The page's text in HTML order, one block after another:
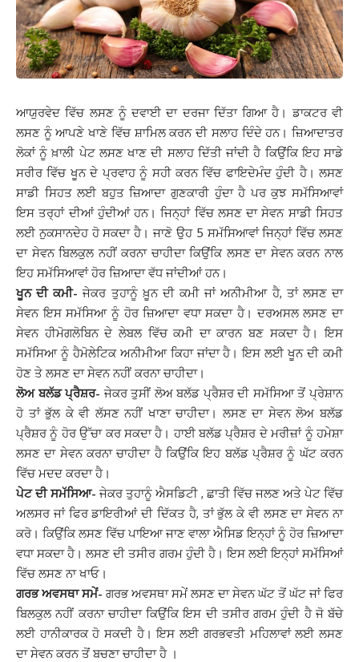
ਆਯੁਰਵੇਦ ਵਿੱਚ ਲਸਣ ਨੂੰ ਦਵਾਈ ਦਾ ਦਰਜਾ ਦਿੱਤਾ ਗਿਆ ਹੈ। ਡਾਕਟਰ ਵੀ
ਲਸਣ ਨੂੰ ਆਪਣੇ ਖਾਣੇ ਵਿੱਚ ਸ਼ਾਮਿਲ ਕਰਨ ਦੀ ਸਲਾਹ ਦਿੰਦੇ ਹਨ। ਜ਼ਿਆਦਾਤਰ
ਲੋਕਾਂ ਨੂੰ ਖ਼ਾਲੀ ਪੇਟ ਲਸਣ ਖਾਣ ਦੀ ਸਲਾਹ ਦਿੱਤੀ ਜਾਂਦੀ ਹੈ ਕਿਉਂਕਿ ਇਹ ਸਾਡੇ
ਸਰੀਰ ਵਿੱਚ ਖੂਨ ਦੇ ਪ੍ਰਵਾਹ ਨੂੰ ਸਹੀ ਕਰਨ ਵਿੱਚ ਫਾਇਦੇਮੰਦ ਹੁੰਦੀ ਹੈ। ਲਸਣ
ਸਾਡੀ ਸਿਹਤ ਲਈ ਬਹੁਤ ਜ਼ਿਆਦਾ ਗੁਣਕਾਰੀ ਹੁੰਦਾ ਹੈ ਪਰ ਕੁਝ ਸਮੱਸਿਆਵਾਂ
ਇਸ ਤਰ੍ਹਾਂ ਦੀਆਂ ਹੁੰਦੀਆਂ ਹਨ। ਜਿਨ੍ਹਾਂ ਵਿੱਚ ਲਸਣ ਦਾ ਸੇਵਨ ਸਾਡੀ ਸਿਹਤ
ਲਈ ਨੁਕਸਾਨਦੇਹ ਹੋ ਸਕਦਾ ਹੈ। ਜਾਣੋ ਉਹ 5 ਸਮੱਸਿਆਵਾਂ ਜਿਨ੍ਹਾਂ ਵਿੱਚ ਲਸਣ
ਦਾ ਸੇਵਨ ਬਿਲਕੁਲ ਨਹੀਂ ਕਰਨਾ ਚਾਹੀਦਾ ਕਿਉਂਕਿ ਲਸਣ ਦਾ ਸੇਵਨ ਕਰਨ ਨਾਲ
ਇਹ ਸਮੱਸਿਆਵਾਂ ਹੋਰ ਜ਼ਿਆਦਾ ਵੱਧ ਜਾਂਦੀਆਂ ਹਨ।
ਖੂਨ ਦੀ ਕਮੀ- ਜੇਕਰ ਤੁਹਾਨੂੰ ਖ਼ੂਨ ਦੀ ਕਮੀ ਜਾਂ ਅਨੀਮੀਆ ਹੈ, ਤਾਂ ਲਸਣ ਦਾ
ਸੇਵਨ ਇਸ ਸਮੱਸਿਆ ਨੂੰ ਹੋਰ ਜ਼ਿਆਦਾ ਵਧਾ ਸਕਦਾ ਹੈ। ਦਰਅਸਲ ਲਸਣ ਦਾ
ਸੇਵਨ ਹੀਮੋਗਲੋਬਿਨ ਦੇ ਲੇਬਲ ਵਿੱਚ ਕਮੀ ਦਾ ਕਾਰਨ ਬਣ ਸਕਦਾ ਹੈ। ਇਸ
ਸਮੱਸਿਆ ਨੂੰ ਹੈਮੋਲੇਟਿਕ ਅਨੀਮੀਆ ਕਿਹਾ ਜਾਂਦਾ ਹੈ। ਇਸ ਲਈ ਖੂਨ ਦੀ ਕਮੀ
ਹੋਣ ਤੇ ਲਸਣ ਦਾ ਸੇਵਨ ਨਹੀਂ ਕਰਨਾ ਚਾਹੀਦਾ।
ਲੋਅ ਬਲੱਡ ਪ੍ਰੈਸ਼ਰ- ਜੇਕਰ ਤੁਸੀਂ ਲੋਅ ਬਲੱਡ ਪ੍ਰੈਸ਼ਰ ਦੀ ਸਮੱਸਿਆ ਤੋਂ ਪ੍ਰੇਸ਼ਾਨ
ਹੋ ਤਾਂ ਭੁੱਲ ਕੇ ਵੀ ਲੱਸਣ ਨਹੀਂ ਖਾਣਾ ਚਾਹੀਦਾ। ਲਸਣ ਦਾ ਸੇਵਨ ਲੋਅ ਬਲੱਡ
ਪ੍ਰੈਸ਼ਰ ਨੂੰ ਹੋਰ ਉੱਚਾ ਕਰ ਸਕਦਾ ਹੈ। ਹਾਈ ਬਲੱਡ ਪ੍ਰੈਸ਼ਰ ਦੇ ਮਰੀਜ਼ਾਂ ਨੂੰ ਹਮੇਸ਼ਾ
ਲਸਣ ਦਾ ਸੇਵਨ ਕਰਨਾ ਚਾਹੀਦਾ ਹੈ ਕਿਉਂਕਿ ਇਹ ਬਲੱਡ ਪ੍ਰੈਸ਼ਰ ਨੂੰ ਘੱਟ ਕਰਨ
ਵਿੱਚ ਮਦਦ ਕਰਦਾ ਹੈ।
ਪੇਟ ਦੀ ਸਮੱਸਿਆ- ਜੇਕਰ ਤੁਹਾਨੂੰ ਐਸਡਿਟੀ , ਛਾਤੀ ਵਿੱਚ ਜਲਣ ਅਤੇ ਪੇਟ ਵਿੱਚ
ਅਲਸਰ ਜਾਂ ਫਿਰ ਡਾਇਰੀਆਂ ਦੀ ਦਿੱਕਤ ਹੈ, ਤਾਂ ਭੁੱਲ ਕੇ ਵੀ ਲਸਣ ਦਾ ਸੇਵਨ ਨਾ
ਕਰੋ। ਕਿਉਂਕਿ ਲਸਣ ਵਿੱਚ ਪਾਇਆ ਜਾਣ ਵਾਲਾ ਐਸਿਡ ਇਨ੍ਹਾਂ ਨੂੰ ਹੋਰ ਜ਼ਿਆਦਾ
ਵਧਾ ਸਕਦਾ ਹੈ। ਲਸਣ ਦੀ ਤਸੀਰ ਗਰਮ ਹੁੰਦੀ ਹੈ। ਇਸ ਲਈ ਇਨ੍ਹਾਂ ਸਮੱਸਿਆਂ
ਵਿੱਚ ਲਸਣ ਨਾ ਖਾਓ।
ਗਰਭ ਅਵਸਥਾ ਸਮੇਂ- ਗਰਭ ਅਵਸਥਾ ਸਮੇਂ ਲਸਣ ਦਾ ਸੇਵਨ ਘੱਟ ਤੋਂ ਘੱਟ ਜਾਂ ਫਿਰ
ਬਿਲਕੁਲ ਨਹੀਂ ਕਰਨਾ ਚਾਹੀਦਾ ਕਿਉਂਕਿ ਇਸ ਦੀ ਤਸੀਰ ਗਰਮ ਹੁੰਦੀ ਹੈ ਜੋ ਬੱਚੇ
ਲਈ ਹਾਨੀਕਾਰਕ ਹੋ ਸਕਦੀ ਹੈ। ਇਸ ਲਈ ਗਰਭਵਤੀ ਮਹਿਲਾਵਾਂ ਲਈ ਲਸਣ
ਦਾ ਸੇਵਨ ਕਰਨ ਤੋਂ ਬਚਣਾ ਚਾਹੀਦਾ ਹੈ ।